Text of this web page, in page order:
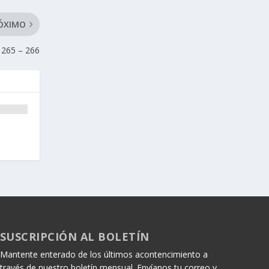
– 266
SUSCRIPCIÓN AL BOLETÍN
Mantente enterado de los últimos acontencimiento a